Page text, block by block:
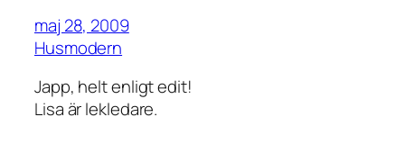
maj 28, 2009
Husmodern
Japp, helt enligt edit!
Lisa är lekledare.